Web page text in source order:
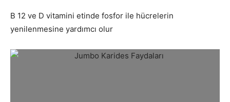
B 12 ve D vitamini etinde fosfor ile hücrelerin
yenilenmesine yardımcı olur